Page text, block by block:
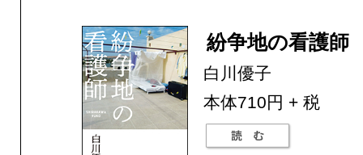
紛争地の看護師
白川優子
本体710円 + 税